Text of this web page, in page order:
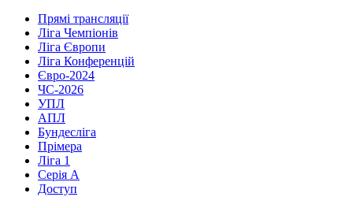
Прямі трансляції
Ліга Чемпіонів
Ліга Європи
Ліга Конференцій
Євро-2024
ЧС-2026
УПЛ
АПЛ
Бундесліга
Прімера
Ліга 1
Серія А
Доступ